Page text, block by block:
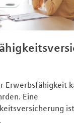
Erwerbsfähigkeit
Eine